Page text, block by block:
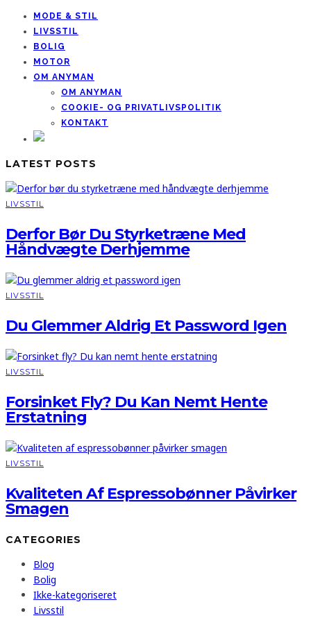
MODE & STIL
LIVSSTIL
BOLIG
MOTOR
OM ANYMAN
OM ANYMAN
COOKIE- OG PRIVATLIVSPOLITIK
KONTAKT
LATEST POSTS
LIVSSTIL
Derfor Bør Du Styrketræne Med
Håndvægte Derhjemme
LIVSSTIL
Du Glemmer Aldrig Et Password Igen
LIVSSTIL
Forsinket Fly? Du Kan Nemt Hente
Erstatning
LIVSSTIL
Kvaliteten Af Espressobønner Påvirker
Smagen
CATEGORIES
Blog
Bolig
Ikke-kategoriseret
Livsstil